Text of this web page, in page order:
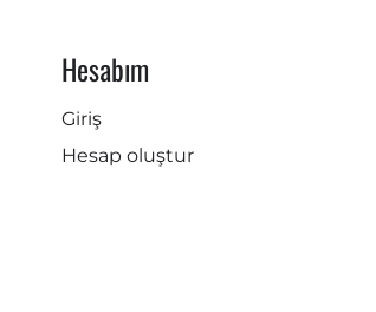
Hesabım
Giriş
Hesap oluştur